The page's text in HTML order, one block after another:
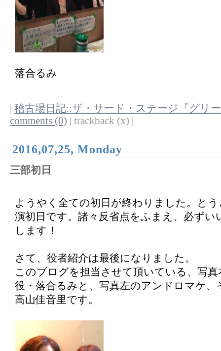
落合るみ
稽古場日記::ザ・サード・ステージ『グリ
comments (0) | trackback (x) |
2016,07,25, Monday
三部初日
ようやく全ての初日が終わりました。と
演初日です。諸々反省点をふまえ、必ずい
します！
さて、役者紹介は最後になりました。
このブログを担当させて頂いている、写
役・落合るみと、写真左のアンドロマケ
高山佳音里です。